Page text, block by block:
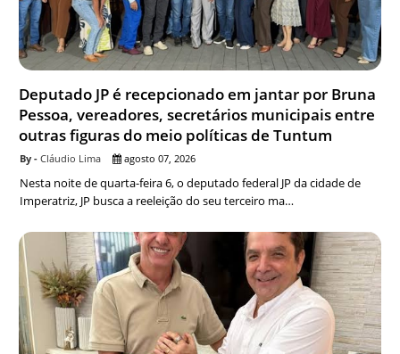
Deputado JP é recepcionado em jantar por Bruna
Pessoa, vereadores, secretários municipais entre
outras figuras do meio políticas de Tuntum
Cláudio Lima agosto 07, 2026
Nesta noite de quarta-feira 6, o deputado federal JP da cidade de
Imperatriz, JP busca a reeleição do seu terceiro ma…